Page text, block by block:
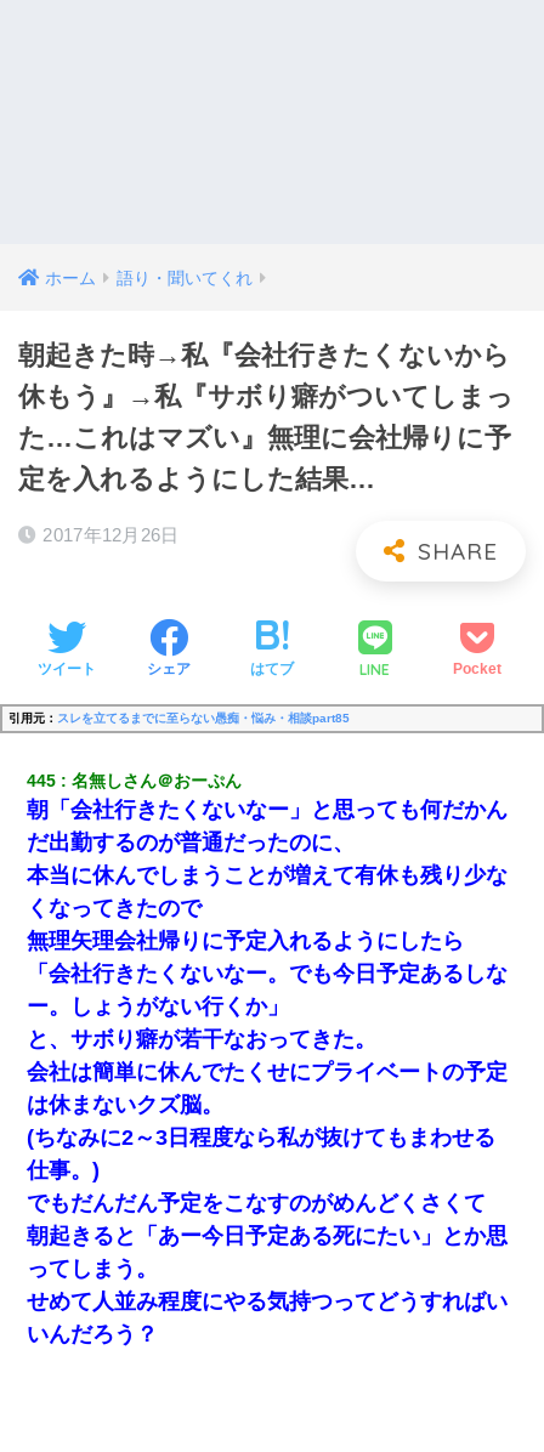
ホーム 語り・聞いてくれ
朝起きた時→私『会社行きたくないから
休もう』→私『サボり癖がついてしまっ
た…これはマズい』無理に会社帰りに予
定を入れるようにした結果…
2017年12月26日
ツイート シェア はてブ LINE Pocket
引用元： スレを立てるまでに至らない愚痴・悩み・相談part85
445 名無しさん＠おーぷん
朝「会社行きたくないなー」と思っても何だかん
だ出勤するのが普通だったのに、
本当に休んでしまうことが増えて有休も残り少な
くなってきたので
無理矢理会社帰りに予定入れるようにしたら
「会社行きたくないなー。でも今日予定あるしな
ー。しょうがない行くか」
と、サボり癖が若干なおってきた。
会社は簡単に休んでたくせにプライベートの予定
は休まないクズ脳。
(ちなみに2～3日程度なら私が抜けてもまわせる
仕事。)
でもだんだん予定をこなすのがめんどくさくて
朝起きると「あー今日予定ある死にたい」とか思
ってしまう。
せめて人並み程度にやる気持つってどうすればい
いんだろう？